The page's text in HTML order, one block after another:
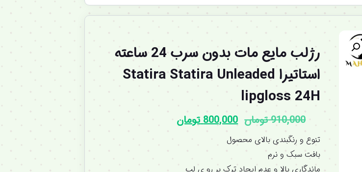
رژلب مایع مات بدون سرب 24 ساعته
استاتیرا Statira Statira Unleaded
lipgloss 24H
910,000تومان 800,000تومان
تنوع و رنگبندی بالای محصول
بافت سبک و نرم
ماندگاری بالا و عدم ایجاد ترک بر رو ی لب